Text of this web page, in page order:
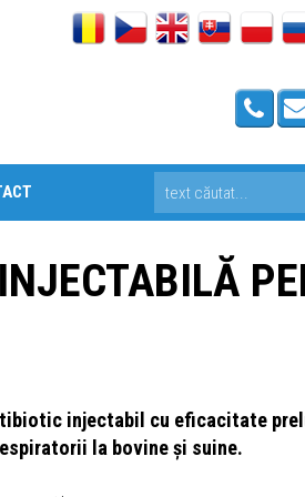
injectabil cu eficacitate
la bovine și suine.